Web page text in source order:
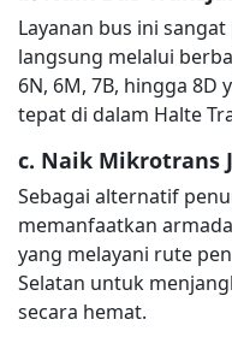
Layanan bus ini
langsung melalui
6N, 6M, 7B, hingga 8D
tepat di dalam Halte
c. Naik Mikrotrans
Sebagai alternatif
memanfaatkan
yang melayani rute
Selatan untuk
secara hemat.